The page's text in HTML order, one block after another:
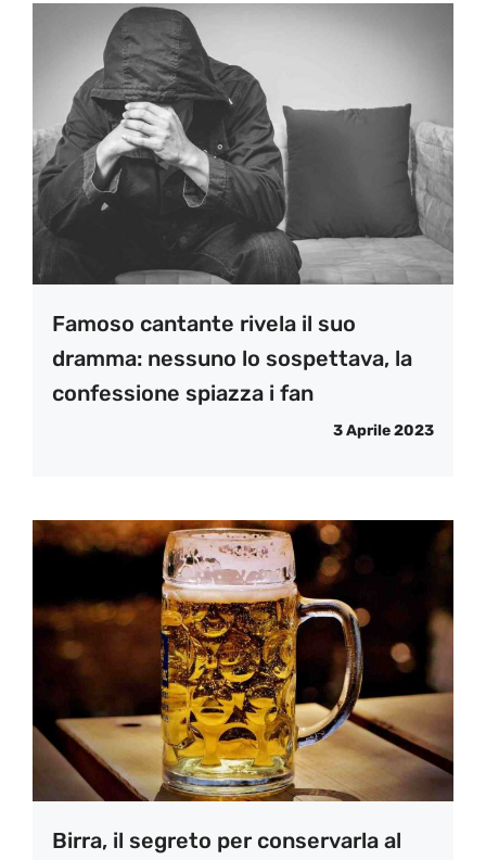
Famoso cantante rivela il suo
dramma: nessuno lo sospettava, la
confessione spiazza i fan
3 Aprile 2023
Birra, il segreto per conservarla al